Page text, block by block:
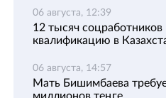
06 августа, 12:39
12 тысяч
квалификацию в
06 августа, 14:57
Мать Бишимбаева